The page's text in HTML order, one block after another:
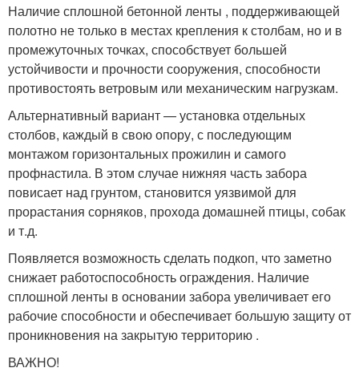
Наличие сплошной бетонной ленты , поддерживающей
полотно не только в местах крепления к столбам, но и в
промежуточных точках, способствует большей
устойчивости и прочности сооружения, способности
противостоять ветровым или механическим нагрузкам.
Альтернативный вариант — установка отдельных
столбов, каждый в свою опору, с последующим
монтажом горизонтальных прожилин и самого
профнастила. В этом случае нижняя часть забора
повисает над грунтом, становится уязвимой для
прорастания сорняков, прохода домашней птицы, собак
и т.д.
Появляется возможность сделать подкоп, что заметно
снижает работоспособность ограждения. Наличие
сплошной ленты в основании забора увеличивает его
рабочие способности и обеспечивает большую защиту от
проникновения на закрытую территорию .
ВАЖНО!